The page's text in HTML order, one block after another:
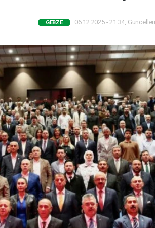
GEBZE 06.12.2025 - 21:34,